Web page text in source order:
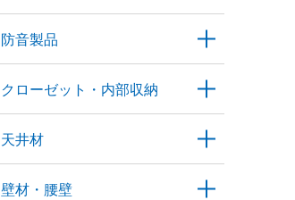
防音製品
クローゼット・内部収納
天井材
壁材・腰壁